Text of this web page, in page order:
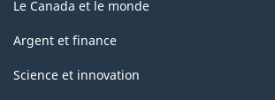
Le Canada et le monde
Argent et finance
Science et innovation